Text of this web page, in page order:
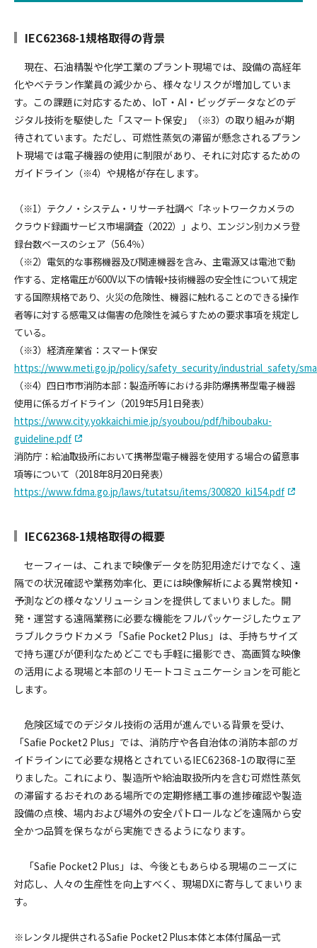
IEC62368-1規格取得の背景
現在、石油精製や化学工業のプラント現場では、設備の高経年
化やベテラン作業員の減少から、様々なリスクが増加していま
す。この課題に対応するため、IoT・AI・ビッグデータなどのデ
ジタル技術を駆使した「スマート保安」
（※3） の取り組みが期
待されています。ただし、可燃性蒸気の滞留が懸念されるプラン
ト現場では電子機器の使用に制限があり、それに対応するための
ガイドライン （※4） や規格が存在します。
（※1）テクノ・システム・リサーチ社調べ「ネットワークカメラの
クラウド録画サービス市場調査（2022）」より、エンジン別カメラ登
録台数ベースのシェア（56.4％）
（※2）電気的な事務機器及び関連機器を含み、主電源又は電池で動
作する、定格電圧が600V以下の情報+技術機器の安全性について規定
する国際規格であり、火災の危険性、機器に触れることのできる操作
者等に対する感電又は傷害の危険性を減らすための要求事項を規定し
ている。
（※3）経済産業省：スマート保安
https://www.meti.go.jp/policy/safety_security/industrial_safety/
（※4）四日市市消防本部：製造所等における非防爆携帯型電子機器
使用に係るガイドライン（2019年5月1日発表）
https://www.city.yokkaichi.mie.jp/syoubou/pdf/hiboubaku-
guideline.pdf
消防庁：給油取扱所において携帯型電子機器を使用する場合の留意事
項等について（2018年8月20日発表）
https://www.fdma.go.jp/laws/tutatsu/items/300820_ki154.pdf
IEC62368-1規格取得の概要
セーフィーは、これまで映像データを防犯用途だけでなく、遠
隔での状況確認や業務効率化、更には映像解析による異常検知・
予測などの様々なソリューションを提供してまいりました。開
発・運営する遠隔業務に必要な機能をフルパッケージしたウェア
ラブルクラウドカメラ「Safie Pocket2 Plus」は、手持ちサイズ
で持ち運びが便利なためどこでも手軽に撮影でき、高画質な映像
の活用による現場と本部のリモートコミュニケーションを可能と
します。
危険区域でのデジタル技術の活用が進んでいる背景を受け、
「Safie Pocket2 Plus」では、消防庁や各自治体の消防本部のガ
イドラインにて必要な規格とされているIEC62368-1の取得に至
りました。これにより、製造所や給油取扱所内を含む可燃性蒸気
の滞留するおそれのある場所での定期修繕工事の進捗確認や製造
設備の点検、場内および場外の安全パトロールなどを遠隔から安
全かつ品質を保ちながら実施できるようになります。
「Safie Pocket2 Plus」は、今後ともあらゆる現場のニーズに
対応し、人々の生産性を向上すべく、現場DXに寄与してまいりま
す。
※レンタル提供されるSafie Pocket2 Plus本体と本体付属品一式